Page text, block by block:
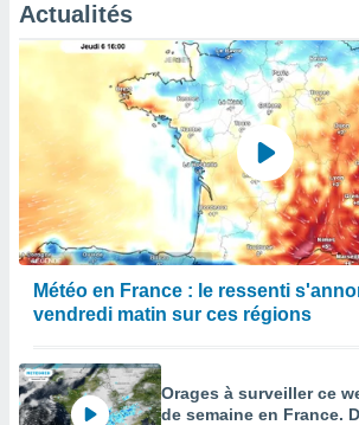
Actualités
Météo en France : le ressenti
vendredi matin sur ces régions
Orages à surveiller ce
de semaine en France.